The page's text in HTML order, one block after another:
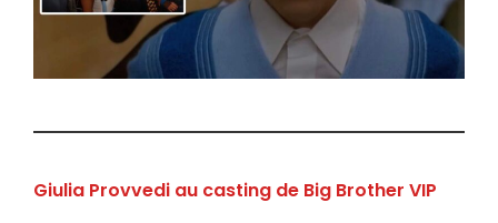
Giulia Provvedi au casting de Big Brother VIP